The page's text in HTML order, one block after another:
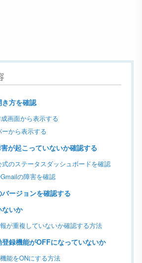
方を確認
画面から表示する
から表示する
が起こっていないか確認する
のステータスダッシュボードを確認
の障害を確認
ージョンを確認する
いか
が重複していないか確認する方法
録機能がOFFになっていないか
能をONにする方法